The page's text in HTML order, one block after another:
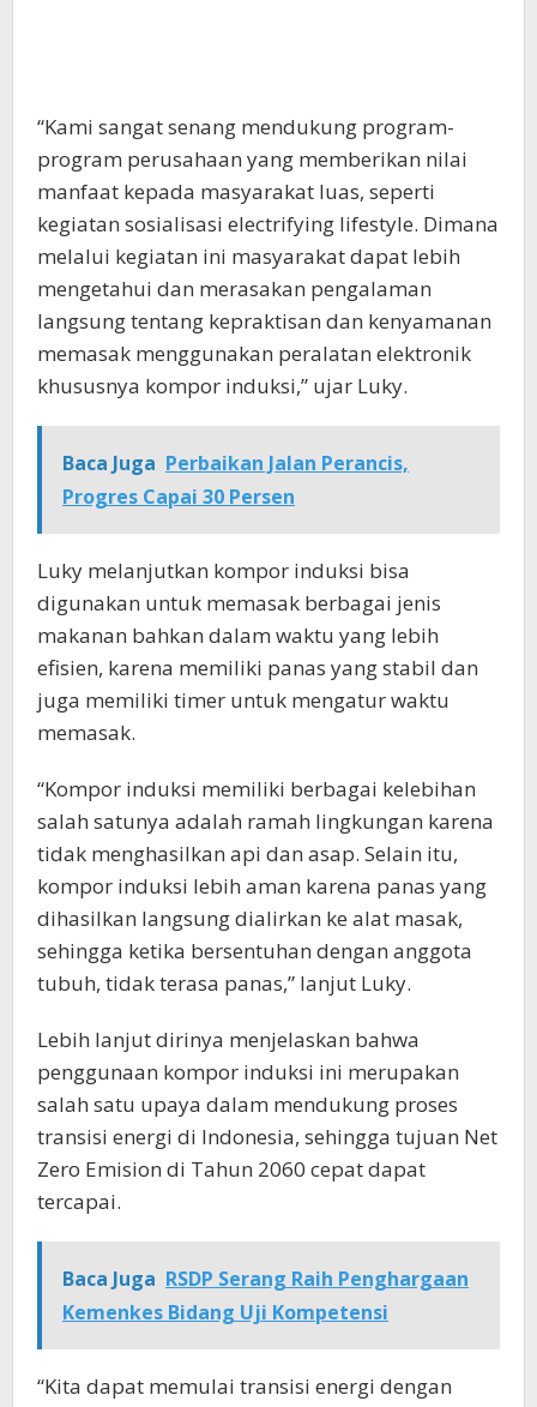
“Kami sangat senang mendukung program-
program perusahaan yang memberikan nilai
manfaat kepada masyarakat luas, seperti
kegiatan sosialisasi electrifying lifestyle. Dimana
melalui kegiatan ini masyarakat dapat lebih
mengetahui dan merasakan pengalaman
langsung tentang kepraktisan dan kenyamanan
memasak menggunakan peralatan elektronik
khususnya kompor induksi,” ujar Luky.
Baca Juga Perbaikan Jalan Perancis,
Progres Capai 30 Persen
Luky melanjutkan kompor induksi bisa
digunakan untuk memasak berbagai jenis
makanan bahkan dalam waktu yang lebih
efisien, karena memiliki panas yang stabil dan
juga memiliki timer untuk mengatur waktu
memasak.
“Kompor induksi memiliki berbagai kelebihan
salah satunya adalah ramah lingkungan karena
tidak menghasilkan api dan asap. Selain itu,
kompor induksi lebih aman karena panas yang
dihasilkan langsung dialirkan ke alat masak,
sehingga ketika bersentuhan dengan anggota
tubuh, tidak terasa panas,” lanjut Luky.
Lebih lanjut dirinya menjelaskan bahwa
penggunaan kompor induksi ini merupakan
salah satu upaya dalam mendukung proses
transisi energi di Indonesia, sehingga tujuan Net
Zero Emision di Tahun 2060 cepat dapat
tercapai.
Baca Juga RSDP Serang Raih Penghargaan
Kemenkes Bidang Uji Kompetensi
“Kita dapat memulai transisi energi dengan